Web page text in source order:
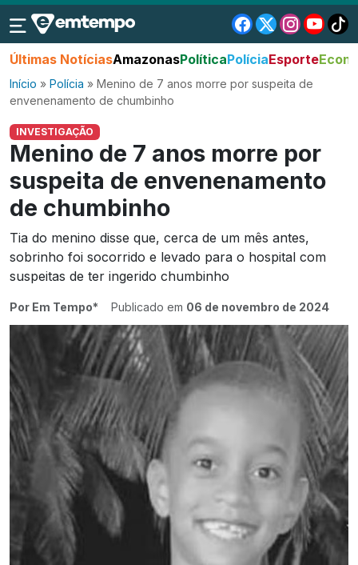
Últimas NotíciasAmazonasPolíticaPolíciaEsporte
Início » Polícia » Menino de 7 anos morre por suspeita de
envenenamento de chumbinho
INVESTIGAÇÃO
Menino de 7 anos morre por
suspeita de envenenamento
de chumbinho
Tia do menino disse que, cerca de um mês antes,
sobrinho foi socorrido e levado para o hospital com
suspeitas de ter ingerido chumbinho
Por Em Tempo* Publicado em 06 de novembro de 2024